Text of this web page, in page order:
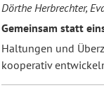
Dörthe Herbrechter,
Gemeinsam statt
Haltungen und
kooperativ